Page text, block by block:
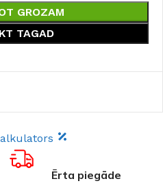
GROZAM
TAGAD
Ērta piegāde